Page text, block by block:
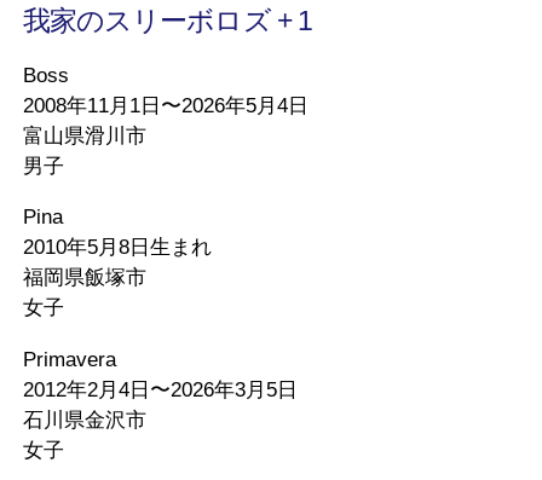
我家のスリーボロズ + 1
Boss
2008年11月1日〜2026年5月4日
富山県滑川市
男子
Pina
2010年5月8日生まれ
福岡県飯塚市
女子
Primavera
2012年2月4日〜2026年3月5日
石川県金沢市
女子